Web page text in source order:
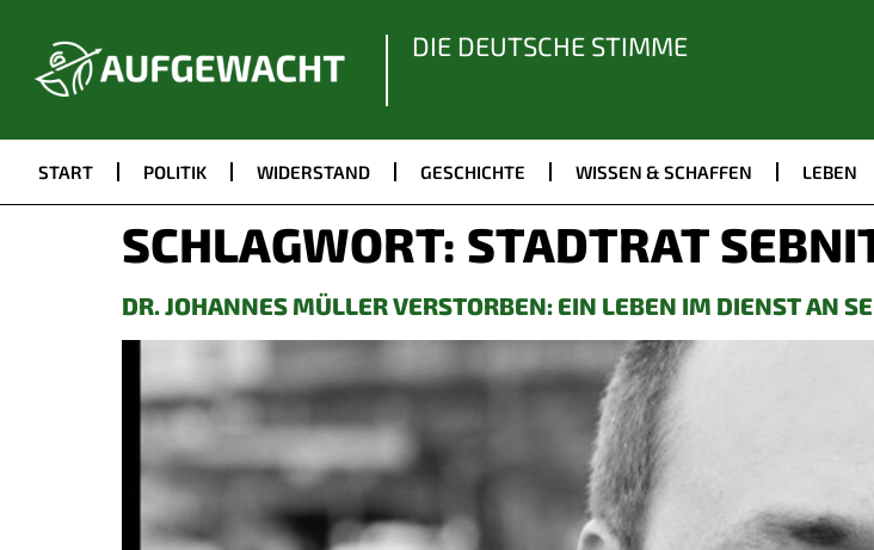
DIE DEUTSCHE STIMME
START POLITIK WIDERSTAND GESCHICHTE WISSEN & SCHAFFEN LEBEN
SCHLAGWORT: STADTRAT
DR. JOHANNES MÜLLER VERSTORBEN: EIN LEBEN IM DIENST AN